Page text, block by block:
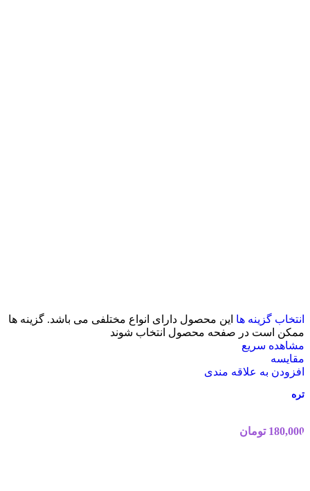
انتخاب گزینه ها این محصول دارای انواع مختلفی می باشد. گزینه ها
ممکن است در صفحه محصول انتخاب شوند
مشاهده سریع
مقایسه
افزودن به علاقه مندی
تره
180,000 تومان